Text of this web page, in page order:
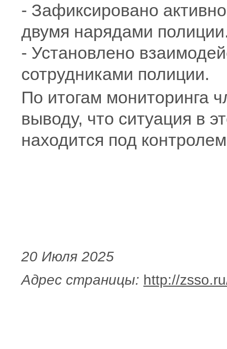
- Зафиксировано
двумя нарядами
- Установлено
сотрудниками полиции.
По итогам мониторинга
выводу, что ситуация в
находится под
20 Июля 2025
Адрес страницы: http://